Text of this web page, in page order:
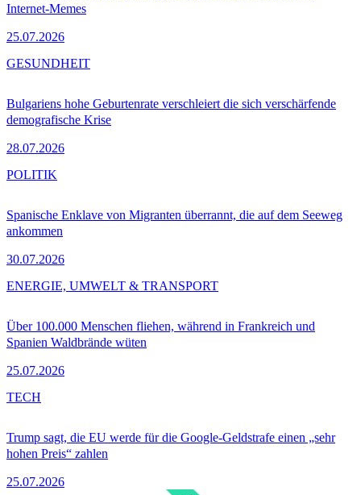
Internet-Memes
25.07.2026
Bulgariens hohe Geburtenrate verschleiert die sich verschärfende
demografische Krise
28.07.2026
GESUNDHEIT
Spanische Enklave von Migranten überrannt, die auf dem Seeweg
ankommen
30.07.2026
POLITIK
Über 100.000 Menschen fliehen, während in Frankreich und
Spanien Waldbrände wüten
25.07.2026
ENERGIE, UMWELT & TRANSPORT
Trump sagt, die EU werde für die Google-Geldstrafe einen „sehr
hohen Preis“ zahlen
25.07.2026
TECH